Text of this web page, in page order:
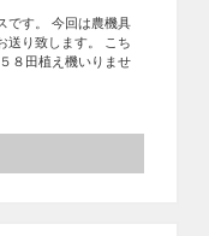
です。 今回は農機具
送り致します。 こち
８田植え機いりませ